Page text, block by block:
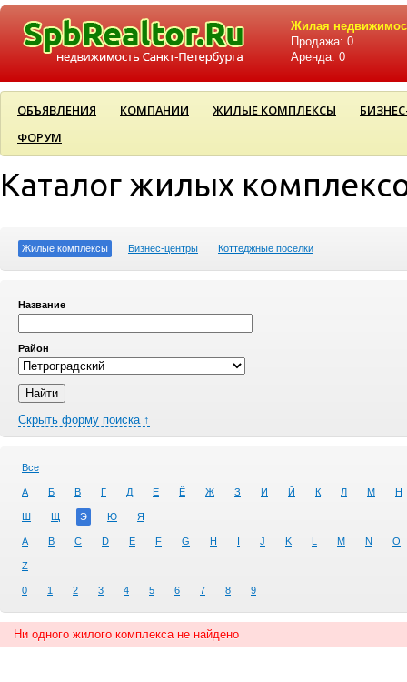
Жилая
Продажа: 0
Аренда: 0
ОБЪЯВЛЕНИЯ КОМПАНИИ ЖИЛЫЕ КОМПЛЕКСЫ
ФОРУМ
Каталог жилых
Жилые комплексы Бизнес-центры Коттеджные поселки
Название
Район
Скрыть форму поиска ↑
Все
А Б В Г Д Е Ё Ж З И Й К Л М Н
Ш Щ Э Ю Я
A B C D E F G H I J K L M N O
Z
0 1 2 3 4 5 6 7 8 9
Ни одного жилого комплекса не найдено